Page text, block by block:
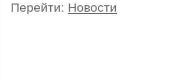
Перейти: Новости